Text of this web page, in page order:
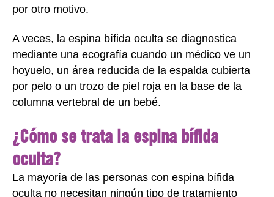
por otro motivo.
A veces, la espina bífida oculta se diagnostica
mediante una ecografía cuando un médico ve un
hoyuelo, un área reducida de la espalda cubierta
por pelo o un trozo de piel roja en la base de la
columna vertebral de un bebé.
¿Cómo se trata la espina bífida
oculta?
La mayoría de las personas con espina bífida
oculta no necesitan ningún tipo de tratamiento